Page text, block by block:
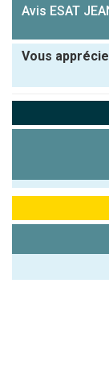
Avis ESAT
Vous
Note que vous
Antispam -
7x4 (en